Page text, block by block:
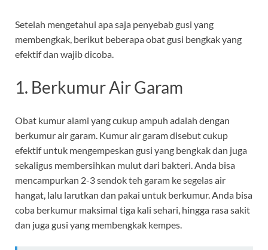
Setelah mengetahui apa saja penyebab gusi yang
membengkak, berikut beberapa obat gusi bengkak yang
efektif dan wajib dicoba.
1. Berkumur Air Garam
Obat kumur alami yang cukup ampuh adalah dengan
berkumur air garam. Kumur air garam disebut cukup
efektif untuk mengempeskan gusi yang bengkak dan juga
sekaligus membersihkan mulut dari bakteri. Anda bisa
mencampurkan 2-3 sendok teh garam ke segelas air
hangat, lalu larutkan dan pakai untuk berkumur. Anda bisa
coba berkumur maksimal tiga kali sehari, hingga rasa sakit
dan juga gusi yang membengkak kempes.